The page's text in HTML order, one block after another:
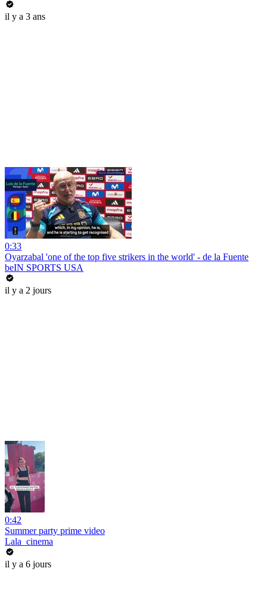
il y a 3 ans
0:33
Oyarzabal 'one of the top five strikers in the world' - de la Fuente
beIN SPORTS USA
il y a 2 jours
0:42
Summer party prime video
Lala_cinema
il y a 6 jours